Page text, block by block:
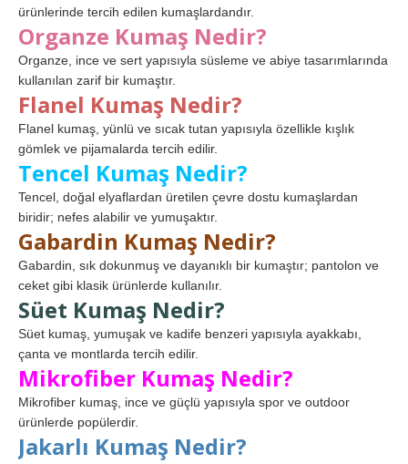
ürünlerinde tercih edilen kumaşlardandır.
Organze Kumaş Nedir?
Organze, ince ve sert yapısıyla süsleme ve abiye tasarımlarında
kullanılan zarif bir kumaştır.
Flanel Kumaş Nedir?
Flanel kumaş, yünlü ve sıcak tutan yapısıyla özellikle kışlık
gömlek ve pijamalarda tercih edilir.
Tencel Kumaş Nedir?
Tencel, doğal elyaflardan üretilen çevre dostu kumaşlardan
biridir; nefes alabilir ve yumuşaktır.
Gabardin Kumaş Nedir?
Gabardin, sık dokunmuş ve dayanıklı bir kumaştır; pantolon ve
ceket gibi klasik ürünlerde kullanılır.
Süet Kumaş Nedir?
Süet kumaş, yumuşak ve kadife benzeri yapısıyla ayakkabı,
çanta ve montlarda tercih edilir.
Mikrofiber Kumaş Nedir?
Mikrofiber kumaş, ince ve güçlü yapısıyla spor ve outdoor
ürünlerde popülerdir.
Jakarlı Kumaş Nedir?